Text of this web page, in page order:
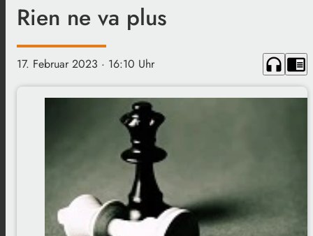
Rien ne va plus
17. Februar 2023 · 16:10 Uhr headphones chrome_reader_mode